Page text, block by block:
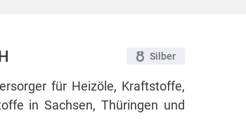
Silber
für Heizöle, Kraftstoffe,
in Sachsen, Thüringen und